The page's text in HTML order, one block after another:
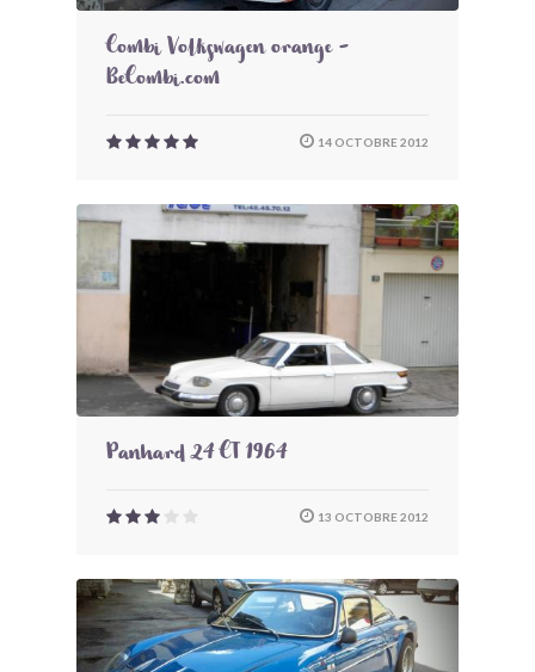
Combi Volkswagen orange -
BeCombi.com
14 OCTOBRE 2012
Panhard 24 CT 1964
13 OCTOBRE 2012